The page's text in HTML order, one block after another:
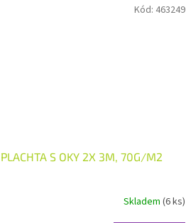
PLACHTA S OKY 2X 3M, 70G/M2
Skladem (6 ks)
Kód: 463249